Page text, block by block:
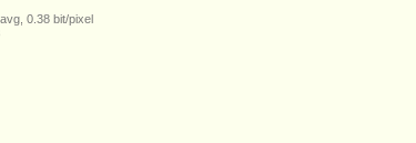
0.38 bit/pixel